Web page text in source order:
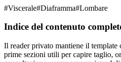
#Viscerale#Diaframma#Lombare
Indice del contenuto
Il reader privato mantiene il
prime sezioni utili per capire taglio,